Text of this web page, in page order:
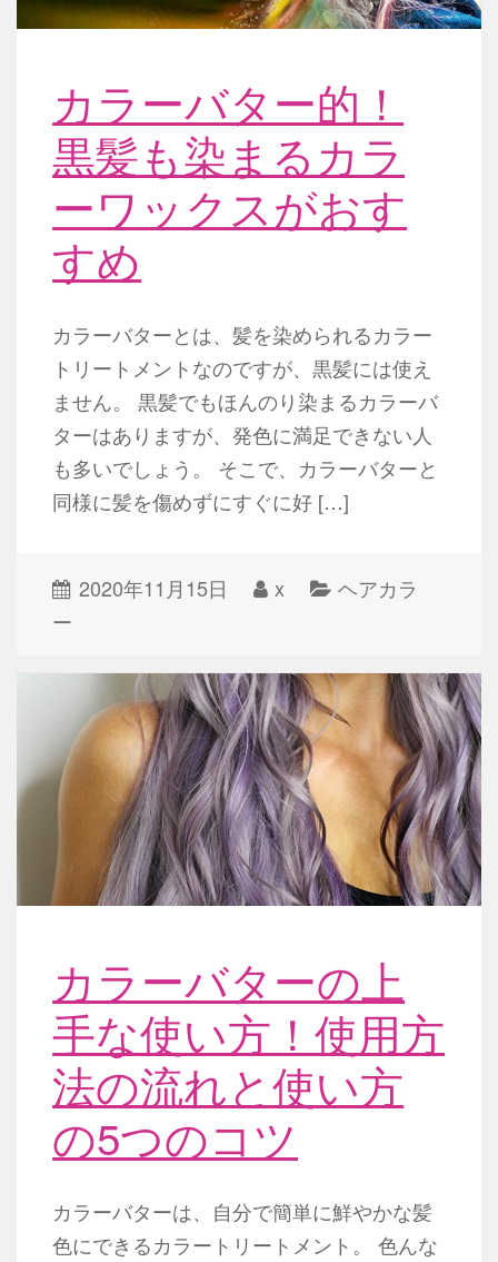
カラーバター的！
黒髪も染まるカラ
ーワックスがおす
すめ
カラーバターとは、髪を染められるカラー
トリートメントなのですが、黒髪には使え
ません。 黒髪でもほんのり染まるカラーバ
ターはありますが、発色に満足できない人
も多いでしょう。 そこで、カラーバターと
同様に髪を傷めずにすぐに好 […]
2020年11月15日 x
ヘアカラ
ー
カラーバターの上
手な使い方！使用方
法の流れと使い方
の5つのコツ
カラーバターは、自分で簡単に鮮やかな髪
色にできるカラートリートメント。 色んな